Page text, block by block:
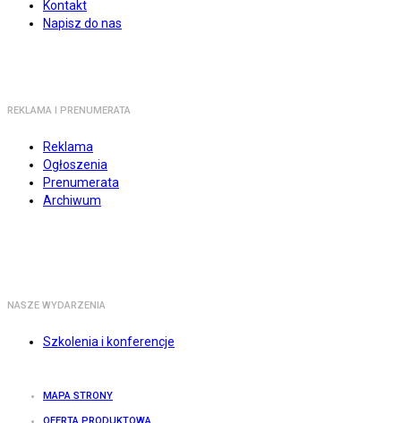
Kontakt
Napisz do nas
REKLAMA I PRENUMERATA
Reklama
Ogłoszenia
Prenumerata
Archiwum
NASZE WYDARZENIA
Szkolenia i konferencje
MAPA STRONY